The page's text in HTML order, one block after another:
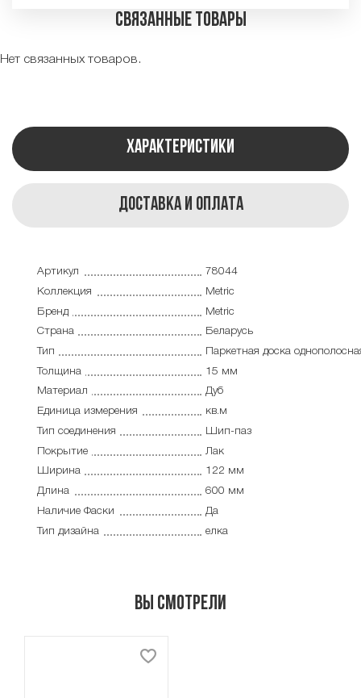
Связанные товары
Нет связанных товаров.
Характеристики
Доставка и оплата
Артикул
78044
Коллекция
Metric
Бренд
Metric
Страна
Беларусь
Тип
Паркетная доска
Толщина
15 мм
Материал
Дуб
Единица измерения
кв.м
Тип соединения
Шип-паз
Покрытие
Лак
Ширина
122 мм
Длина
600 мм
Наличие Фаски
Да
Тип дизайна
елка
Вы смотрели